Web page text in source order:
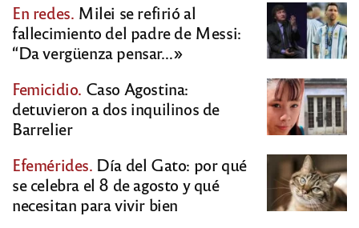
En redes. Milei se refirió al
fallecimiento del padre de Messi:
“Da vergüenza pensar…»
Femicidio. Caso Agostina:
detuvieron a dos inquilinos de
Barrelier
Efemérides. Día del Gato: por qué
se celebra el 8 de agosto y qué
necesitan para vivir bien